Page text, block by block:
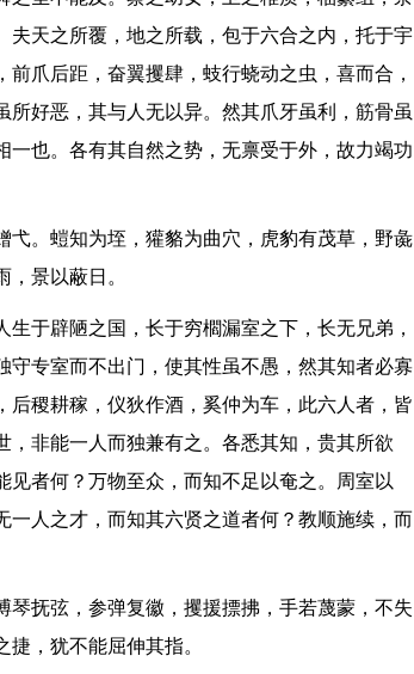
天之所覆，地之所载，包于六合之内，托于宇
爪后距，奋翼攫肆，蚑行蛲动之虫，喜而合，
好恶，其与人无以异。然其爪牙虽利，筋骨虽
也。各有其自然之势，无禀受于外，故力竭功
弋。螘知为垤，獾貉为曲穴，虎豹有茂草，野彘
雨，景以蔽日。
于辟陋之国，长于穷櫩漏室之下，长无兄弟，
专室而不出门，使其性虽不愚，然其知者必寡
稷耕稼，仪狄作酒，奚仲为车，此六人者，皆
非能一人而独兼有之。各悉其知，贵其所欲
者何？万物至众，而知不足以奄之。周室以
一人之才，而知其六贤之道者何？教顺施续，而
抚弦，参弹复徽，攫援摽拂，手若蔑蒙，不失
之捷，犹不能屈伸其指。